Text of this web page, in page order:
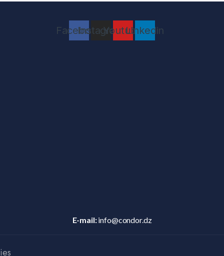
Facebook
Instagram
YoutubeLinkedin
E-mail:info@condor.dz